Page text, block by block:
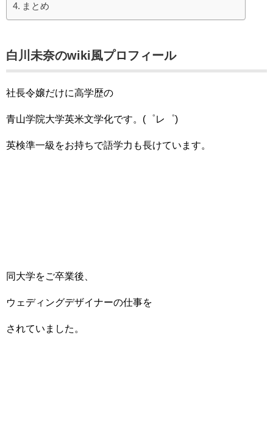
まとめ
白川未奈のwiki風プロフィール
社長令嬢だけに高学歴の
青山学院大学英米文学化です。(゜レ゜)
英検準一級をお持ちで語学力も長けています。
同大学をご卒業後、
ウェディングデザイナーの仕事を
されていました。